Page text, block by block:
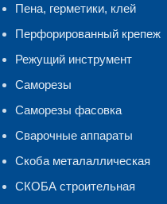
Пена, герметики, клей
Перфорированный крепеж
Режущий инструмент
Саморезы
Саморезы фасовка
Сварочные аппараты
Скоба металаллическая
СКОБА строительная